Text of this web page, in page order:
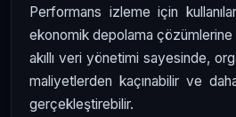
Performans izleme için
ekonomik depolama
akıllı veri yönetimi sayesinde,
maliyetlerden kaçınabilir ve
gerçekleştirebilir.